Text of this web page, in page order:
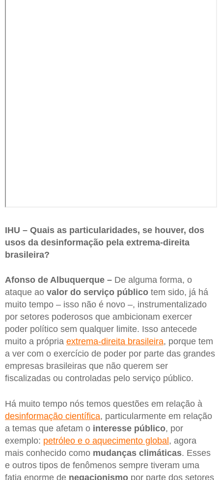
IHU – Quais as particularidades, se houver, dos
usos da desinformação pela extrema-direita
brasileira?
Afonso de Albuquerque – De alguma forma, o
ataque ao valor do serviço público tem sido, já há
muito tempo – isso não é novo –, instrumentalizado
por setores poderosos que ambicionam exercer
poder político sem qualquer limite. Isso antecede
muito a própria extrema-direita brasileira, porque tem
a ver com o exercício de poder por parte das grandes
empresas brasileiras que não querem ser
fiscalizadas ou controladas pelo serviço público.
Há muito tempo nós temos questões em relação à
desinformação científica, particularmente em relação
a temas que afetam o interesse público, por
exemplo: petróleo e o aquecimento global, agora
mais conhecido como mudanças climáticas. Esses
e outros tipos de fenômenos sempre tiveram uma
fatia enorme de negacionismo por parte dos setores